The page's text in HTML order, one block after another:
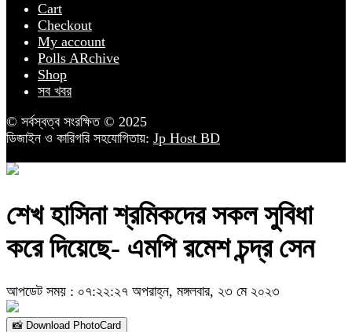
Cart
Checkout
My account
Polls ARchive
Shop
সব খবর
© সর্বস্বত্ব সংরক্ষিত © 2025
ডিজাইন ও কারিগরি সহযোগিতায়: Jp Host BD
শেখ হাসিনা শ্রমিকদের সকল সুবিধা
করে দিয়েছে- এমপি রমেশ চন্দ্র সেন
আপডেট সময় : ০৭:২২:২৭ অপরাহ্ন, মঙ্গলবার, ২৩ মে ২০২৩
📸 Download PhotoCard